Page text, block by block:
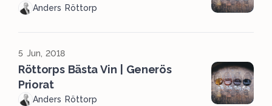
Anders Röttorp
5 Jun, 2018
Röttorps Bästa Vin | Generös
Priorat
Anders Röttorp